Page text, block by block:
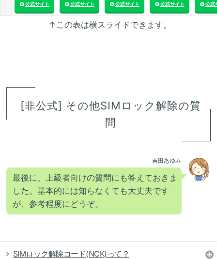
公式サイト 公式サイト 公式サイト 公式サイト 公式
↑この表は横スライドできます。
[非公式] その他SIMロック解除の質
問
吉田あゆみ
最後に、上級者向けの質問にも答えておきま
した。基本的には知らなくても大丈夫です
が、参考程度にどうぞ。
SIMロック解除コード(NCK)って？